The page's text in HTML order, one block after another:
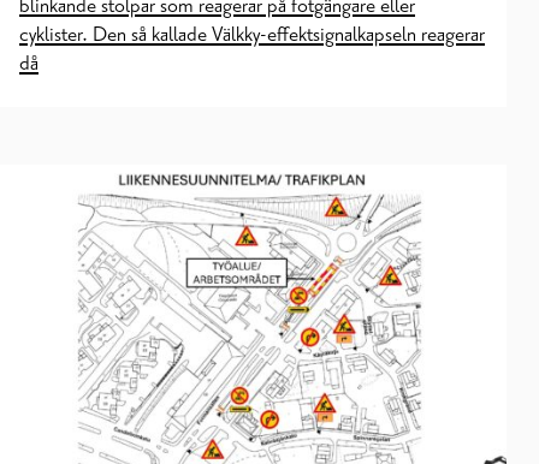
blinkande stolpar som reagerar på fotgängare eller
cyklister. Den så kallade Välkky-effektsignalkapseln reagerar
då